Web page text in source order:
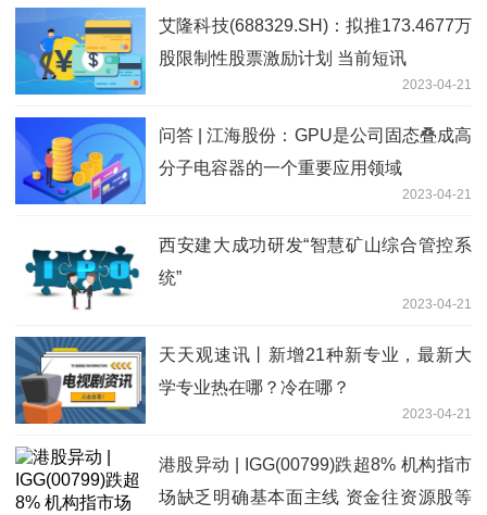
艾隆科技(688329.SH)：拟推173.4677万
股限制性股票激励计划 当前短讯
2023-04-21
问答 | 江海股份：GPU是公司固态叠成高
分子电容器的一个重要应用领域
2023-04-21
西安建大成功研发“智慧矿山综合管控系
统”
2023-04-21
天天观速讯丨新增21种新专业，最新大
学专业热在哪？冷在哪？
2023-04-21
港股异动 | IGG(00799)跌超8% 机构指市
场缺乏明确基本面主线 资金往资源股等